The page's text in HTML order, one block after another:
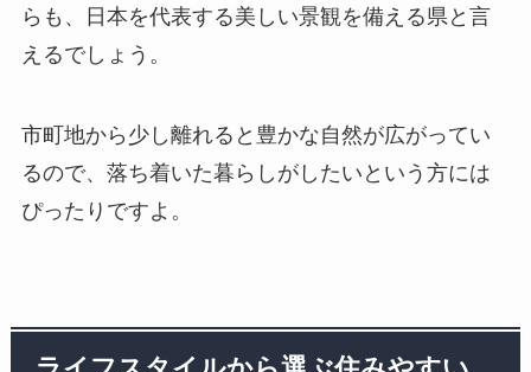
らも、日本を代表する美しい景観を備える県と言
えるでしょう。
市町地から少し離れると豊かな自然が広がってい
るので、落ち着いた暮らしがしたいという方には
ぴったりですよ。